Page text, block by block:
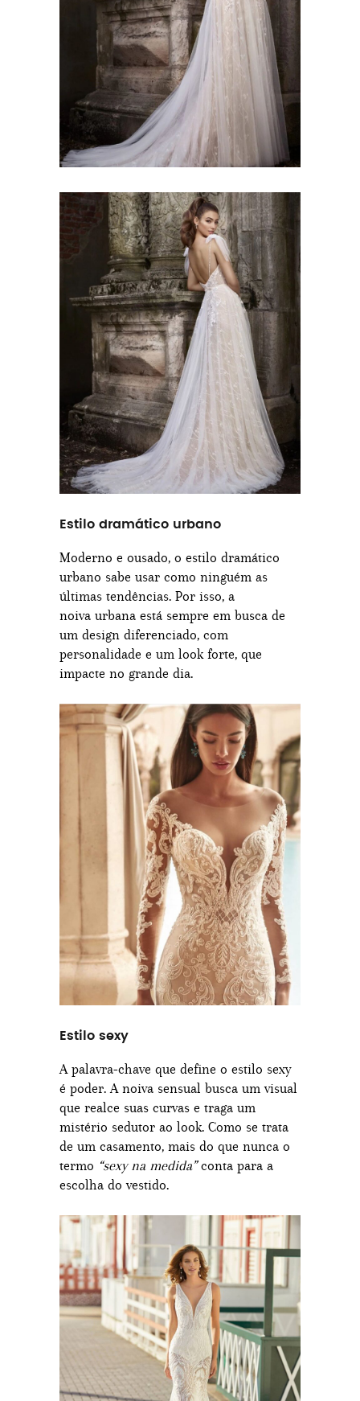
Estilo dramático urbano
Moderno e ousado, o estilo dramático
urbano sabe usar como ninguém as
últimas tendências. Por isso, a
noiva urbana está sempre em busca de
um design diferenciado, com
personalidade e um look forte, que
impacte no grande dia.
Estilo sexy
A palavra-chave que define o estilo sexy
é poder. A noiva sensual busca um visual
que realce suas curvas e traga um
mistério sedutor ao look. Como se trata
de um casamento, mais do que nunca o
termo “sexy na medida”conta para a
escolha do vestido.